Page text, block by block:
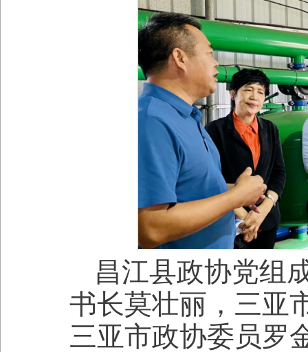
昌江县政协党组
书长莫壮丽，三亚
三亚市政协委员罗